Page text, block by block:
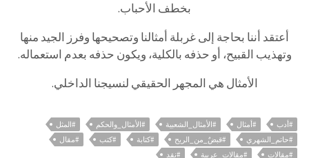
بخطف الأحباب.
أعتقد أننا بحاجة إلىغربلة أمثالنا وتصحيحها وفرز الجيد منها
وتهذيب القبيح، أو حذفه بالكلية، ويكون حذفه بعدم استعماله.
الأمثال هي المجهر الحقيقي لنسيجنا الداخلي.
#أدب #أمثال #الأمثال_الشعبية #الأمثال_والحكم
#المثل
#حاتم_الشهري
#قبضٌ_من_الريح #كتابة #كتب
#مقال
#مقالات
#مقالات_عربية #نقد